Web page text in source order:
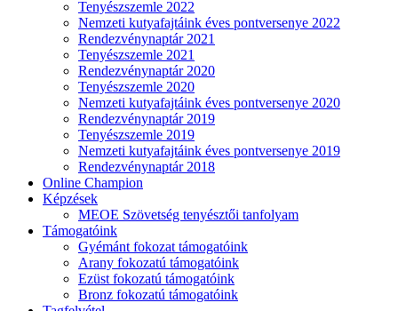
Tenyészszemle 2022
Nemzeti kutyafajtáink éves pontversenye 2022
Rendezvénynaptár 2021
Tenyészszemle 2021
Rendezvénynaptár 2020
Tenyészszemle 2020
Nemzeti kutyafajtáink éves pontversenye 2020
Rendezvénynaptár 2019
Tenyészszemle 2019
Nemzeti kutyafajtáink éves pontversenye 2019
Rendezvénynaptár 2018
Online Champion
Képzések
MEOE Szövetség tenyésztői tanfolyam
Támogatóink
Gyémánt fokozat támogatóink
Arany fokozatú támogatóink
Ezüst fokozatú támogatóink
Bronz fokozatú támogatóink